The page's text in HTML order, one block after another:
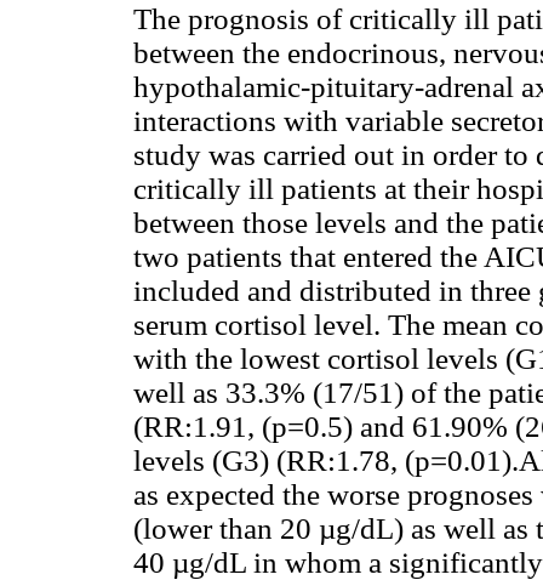
The prognosis of critically ill
between the endocrinous,
hypothalamic-pituitary-adrenal
interactions with variable
study was carried out in order to
critically ill patients at their
between those levels and the
two patients that entered the
included and distributed in
serum cortisol level. The mean
with the lowest cortisol levels
well as 33.3% (17/51) of the
(RR:1.91, (p=0.5) and 61.90%
levels (G3) (RR:1.78,
as expected the worse
(lower than 20 µg/dL) as well as
40 µg/dL in whom a